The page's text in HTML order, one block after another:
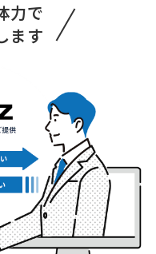
力で
ます
依頼地域
[御社の業種] その他 [会社
ス業】社会保険労務士
務士
東京都
計算 [御社の業種] サービ
] 給与計算、〇労災保険・